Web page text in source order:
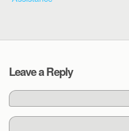
Leave a Reply